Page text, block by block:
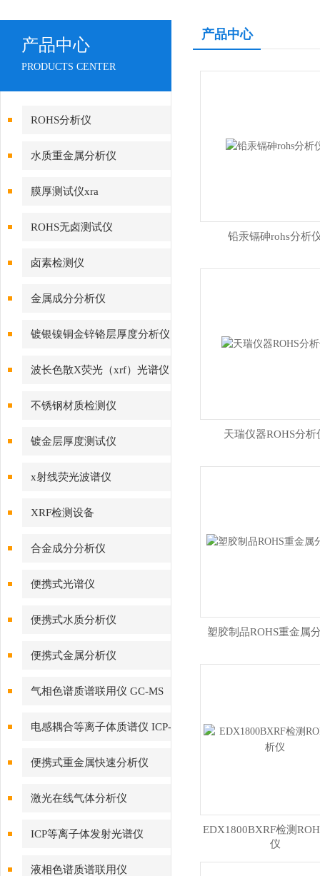
产品中心
PRODUCTS CENTER
ROHS分析仪
水质重金属分析仪
膜厚测试仪xra
ROHS无卤测试仪
卤素检测仪
金属成分分析仪
镀银镍铜金锌铬层厚度分析仪
波长色散X荧光（xrf）光谱仪
不锈钢材质检测仪
镀金层厚度测试仪
x射线荧光波谱仪
XRF检测设备
合金成分分析仪
便携式光谱仪
便携式水质分析仪
便携式金属分析仪
气相色谱质谱联用仪 GC-MS
电感耦合等离子体质谱仪 ICP-
MS
便携式重金属快速分析仪
激光在线气体分析仪
ICP等离子体发射光谱仪
液相色谱质谱联用仪
产品中心
铅汞镉砷rohs分析
天瑞仪器ROHS分析
塑胶制品ROHS重金属
EDX1800BXRF检测
仪